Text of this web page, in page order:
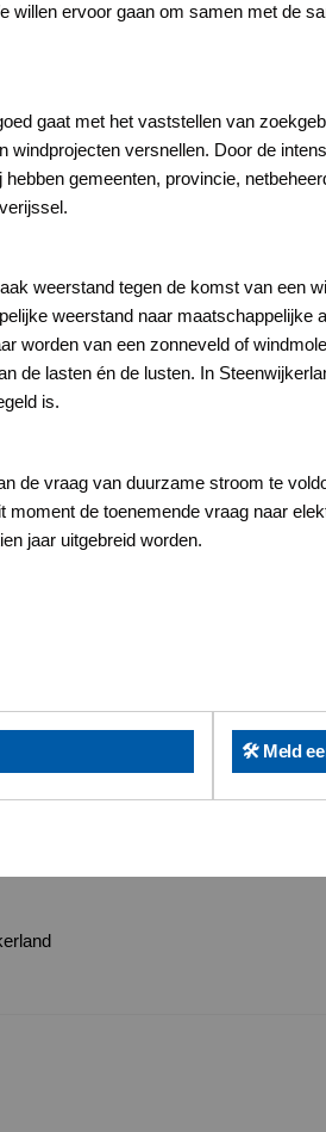
ervoor gaan om samen met de
gaat met het vaststellen van
versnellen. Door de
gemeenten, provincie,
weerstand tegen de komst van een
weerstand naar maatschappelijke
worden van een zonneveld of
de lasten én de lusten. In
is.
de vraag van duurzame stroom te
de toenemende vraag naar
jaar uitgebreid worden.
🛠️ Meld